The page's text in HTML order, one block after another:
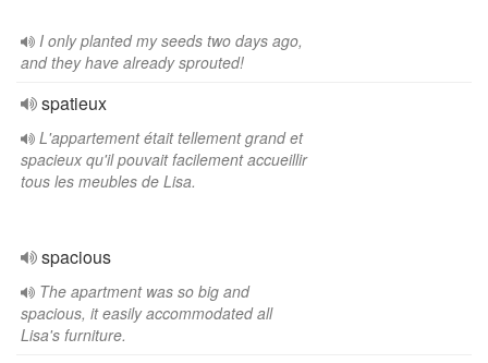
I only planted my seeds two days ago,
and they have already sprouted!
spatieux
L'appartement était tellement grand et
spacieux qu'il pouvait facilement accueillir
tous les meubles de Lisa.
spacious
The apartment was so big and
spacious, it easily accommodated all
Lisa's furniture.